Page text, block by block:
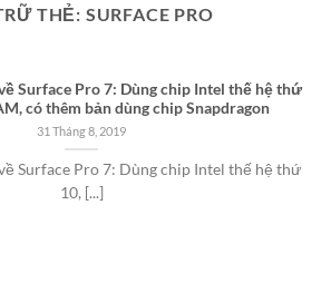
THẺ: SURFACE PRO
Surface Pro 7: Dùng chip Intel thế hệ thứ
có thêm bản dùng chip Snapdragon
31 Tháng 8, 2019
Surface Pro 7: Dùng chip Intel thế hệ thứ
10, [...]